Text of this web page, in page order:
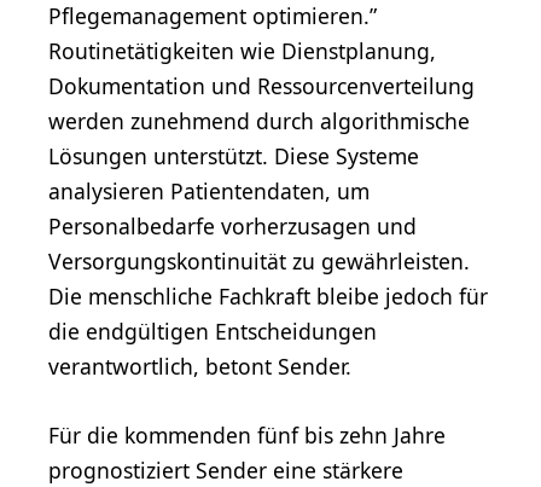
Pflegemanagement optimieren.”
Routinetätigkeiten wie Dienstplanung,
Dokumentation und Ressourcenverteilung
werden zunehmend durch algorithmische
Lösungen unterstützt. Diese Systeme
analysieren Patientendaten, um
Personalbedarfe vorherzusagen und
Versorgungskontinuität zu gewährleisten.
Die menschliche Fachkraft bleibe jedoch für
die endgültigen Entscheidungen
verantwortlich, betont Sender.
Für die kommenden fünf bis zehn Jahre
prognostiziert Sender eine stärkere